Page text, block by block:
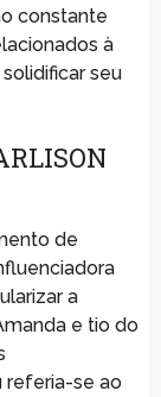
constante
à
seu
de
a
e tio do
referia-se ao